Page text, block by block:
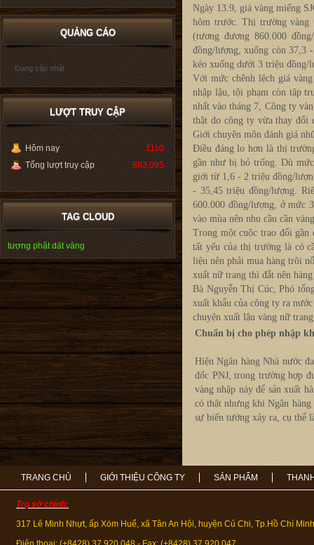
Ngày 13.9, giá vàng miếng
hôm trước. Thị trường vàng
(tương đương 860.000
đồng/lượng, xuống còn 37,3
kéo xuống dưới 3 triệu đồng/
Với mức chênh lệch giá
nhập lậu, tội phạm còn tập
nhất vào tháng 7, Công ty
thật do công ty vừa thay đổi
Giới chuyên môn đánh giá
Điều đáng lo hơn là thị
gần như bị bỏ trống. Dù
giới từ 1,6 - 2 triệu đồng/
- 35,45 triệu đồng/lượng.
600.000 đồng/lượng, ở mức
vào mùa nên nhu cầu cần
Trong một cuộc trao đổi
tất yếu của thị trường là có
liệu nên phải mua hàng trôi
xuất nữ trang thì đắt nên
Bà Nguyễn Thị Cúc, Phó
xuất khẩu của công ty ra
chuyện xuất lậu vàng nữ
Chuẩn bị cho phép nhập
Hiện Ngân hàng Nhà nước
đốc PNJ, trong trường hợp
vàng nhập này để sản xuất
có thật nhưng khi Ngân
sự biến tướng xảy ra, cụ thể
QUẢNG CÁO
Đang cập nhật
LƯỢT TRUY CẬP
Hôm nay
1110
Tổng lượt truy cập
883,095
TAG CLOUD
tượng phật dát vàng
TRANG CHỦ GIỚI THIỆU CÔNG TY SẢN PHẨM
Trụ sở chính:
317 Lê Minh Nhựt, ấp Xóm Huế, xã Tân An Hội, huyện Củ Chi, Tp.Hồ Chí Minh